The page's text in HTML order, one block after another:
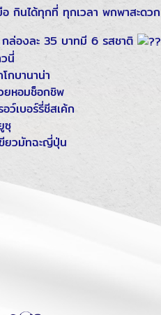
อ​ กินได้ทุกที่​ ทุกเวลา​ พกพาสะดวก
กล่องละ 35 บาทมี 6 รสชาติ
นี่
กบานาน่า
หอมช็อกชิพ
ว์เบอร์รี่ชีสเค้ก
ซุ
ยวมัทฉะญี่ปุ่น